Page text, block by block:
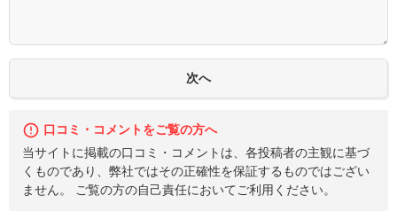
口コミ・コメントをご覧の方へ
当サイトに掲載の口コミ・コメントは、各投稿者の主観に基づ
くものであり、弊社ではその正確性を保証するものではござい
ません。 ご覧の方の自己責任においてご利用ください。